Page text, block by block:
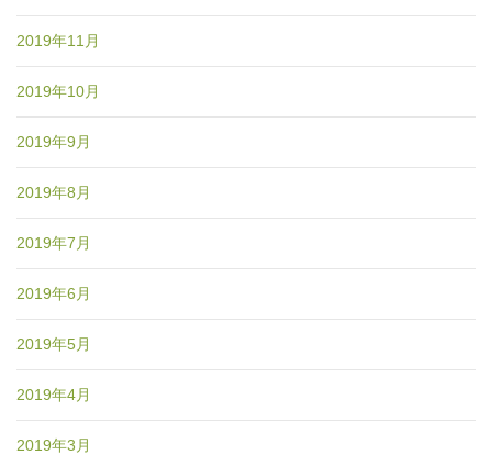
2019年11月
2019年10月
2019年9月
2019年8月
2019年7月
2019年6月
2019年5月
2019年4月
2019年3月